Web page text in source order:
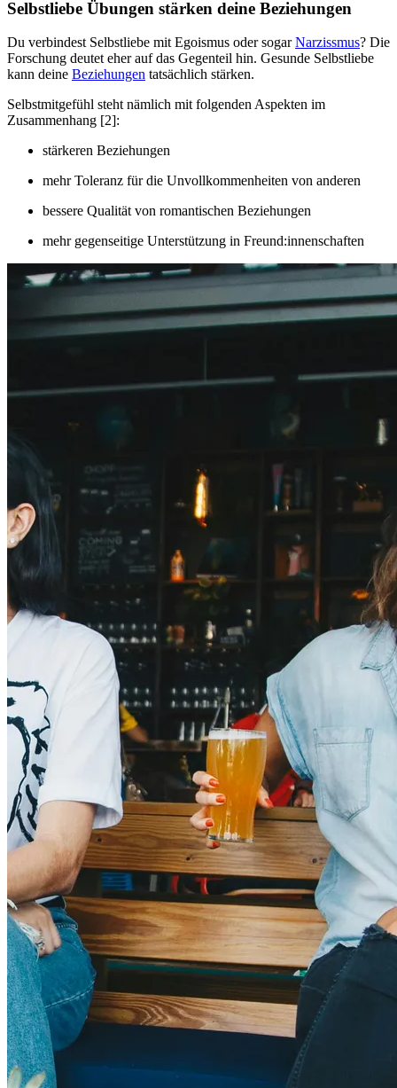
Selbstliebe Übungen stärken deine Beziehungen
Du verbindest Selbstliebe mit Egoismus oder sogarNarzissmus? Die
Forschung deutet eher auf das Gegenteil hin. Gesunde Selbstliebe
kann deine Beziehungen tatsächlich stärken.
Selbstmitgefühl steht nämlich mit folgenden Aspekten im
Zusammenhang [2]:
stärkeren Beziehungen
mehr Toleranz für die Unvollkommenheiten von anderen
bessere Qualität von romantischen Beziehungen
mehr gegenseitige Unterstützung in Freund:innenschaften